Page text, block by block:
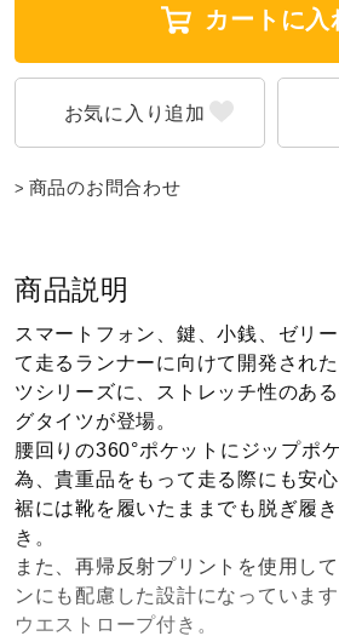
ワーキング
ライフスタイルグッズ
寝具／ミズノスリープ
アウトドア／レイン
健康／エクササイズ
カートに入
商品のお問合わせ
商品説明
スマートフォン、鍵、小銭、ゼリ
て走るランナーに向けて開発され
ツシリーズに、ストレッチ性のあ
グタイツが登場。
腰回りの360°ポケットにジップポ
為、貴重品をもって走る際にも安心
裾には靴を履いたままでも脱ぎ履
き。
また、再帰反射プリントを使用し
ンにも配慮した設計になっています
ウエストロープ付き。